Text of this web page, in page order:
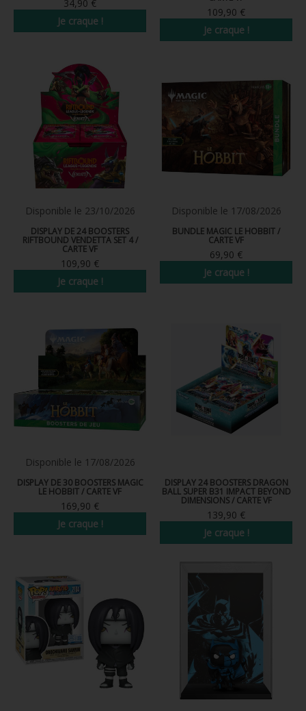
FIGURINE POP AD ICONS
FIGURINE POP RETRO TOYS
FIGURINES POP AUTRES COMICS
POP PROTECTION
PORTE-CLÉS POCKET POP
FUNKO VINYL SODA
PELUCHE
LOUNGEFLY
34,90 €
Je craque !
109,90 €
Je craque !
PRÉCOMMANDE
Disponible le 23/10/2026
DISPLAY DE 24 BOOSTERS
RIFTBOUND VENDETTA SET 4 /
CARTE VF
109,90 €
Je craque !
PRÉCOMMANDE
Disponible le 17/08/2026
BUNDLE MAGIC LE HOBBIT /
CARTE VF
69,90 €
Je craque !
PRÉCOMMANDE
Disponible le 17/08/2026
DISPLAY DE 30 BOOSTERS MAGIC
LE HOBBIT / CARTE VF
169,90 €
Je craque !
DISPLAY 24 BOOSTERS DRAGON
BALL SUPER B31 IMPACT BEYOND
DIMENSIONS / CARTE VF
139,90 €
Je craque !
Nouveau